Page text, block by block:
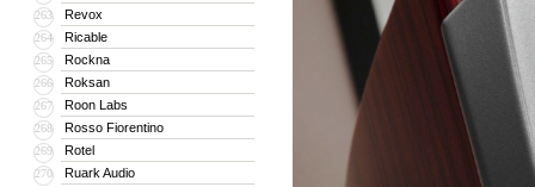
263 Revox
264 Ricable
265 Rockna
266 Roksan
267 Roon Labs
268 Rosso Fiorentino
269 Rotel
270 Ruark Audio